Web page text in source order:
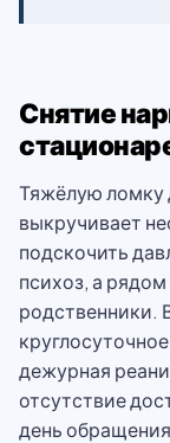
Снятие
Тяжёлую ломку
выкручивает
подскочить
психоз, а
родственники.
дежурная
отсутствие
день